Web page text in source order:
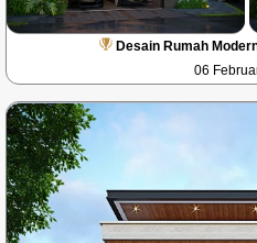
Desain Rumah
06